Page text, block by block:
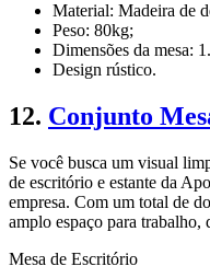
Material: Madeira de
Peso: 80kg;
Dimensões da mesa:
Design rústico.
12. Conjunto
Se você busca um visual
de escritório e estante da
empresa. Com um total de
amplo espaço para trabalho,
Mesa de Escritório